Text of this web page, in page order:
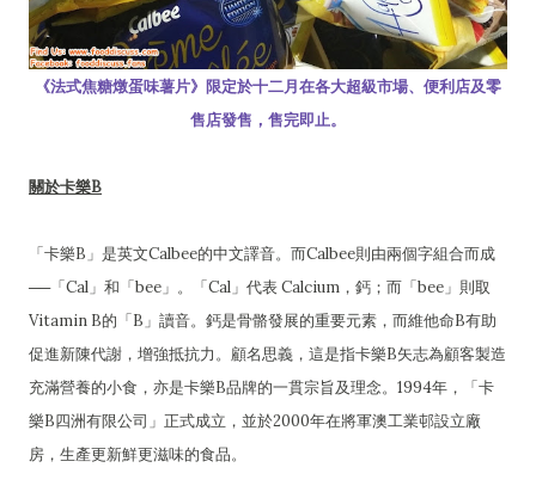
《法式焦糖燉蛋味薯片》限定於十二月在各大超級市場、便利店及零
售店發售，售完即止。
關於卡樂B
「卡樂B」是英文Calbee的中文譯音。而Calbee則由兩個字組合而成
──「Cal」和「bee」。「Cal」代表 Calcium，鈣；而「bee」則取
Vitamin B的「B」讀音。鈣是骨骼發展的重要元素，而維他命B有助
促進新陳代謝，增強抵抗力。顧名思義，這是指卡樂B矢志為顧客製造
充滿營養的小食，亦是卡樂B品牌的一貫宗旨及理念。1994年，「卡
樂B四洲有限公司」正式成立，並於2000年在將軍澳工業邨設立廠
房，生產更新鮮更滋味的食品。